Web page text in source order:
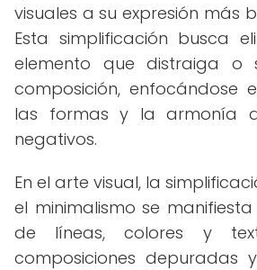
visuales a su expresión más
Esta simplificación busca
elemento que distraiga o
composición, enfocándose
las formas y la armonía
negativos.
En el arte visual, la
el minimalismo se
de líneas, colores y
composiciones depuradas